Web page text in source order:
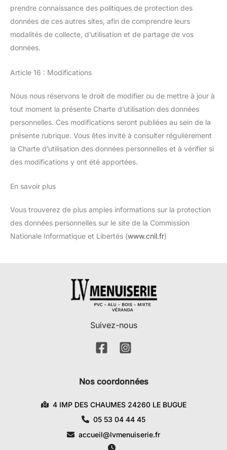
prendre connaissance des politiques de protection des
données de ces autres sites, afin de comprendre leurs
modalités de collecte, d’utilisation et de partage de vos
données.
Article 16 : Modifications
Nous nous réservons le droit de modifier ou de mettre à jour à
tout moment la présente Charte d’utilisation des données
personnelles. Ces modifications seront publiées au sein de la
présente rubrique. Vous êtes invité à consulter régulièrement
la Charte d’utilisation des données personnelles et à vérifier si
des modifications y ont été apportées.
En savoir plus
Vous trouverez de plus amples informations sur la protection
des données personnelles sur le site de la Commission
Nationale Informatique et Libertés (www.cnil.fr)
Suivez-nous
Nos coordonnées
4 IMP DES CHAUMES 24260 LE BUGUE
05 53 04 44 45
accueil@lvmenuiserie.fr